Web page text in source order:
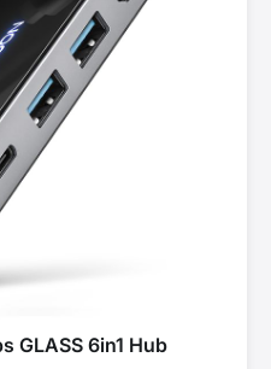
GLASS 6in1 Hub